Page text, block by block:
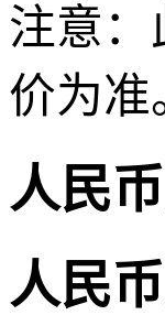
注意
价为准
人民
人民